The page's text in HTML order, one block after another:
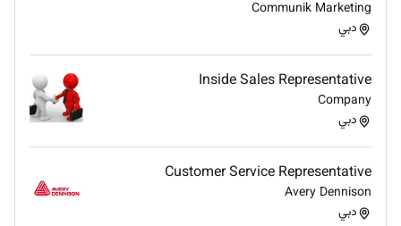
Excellent understanding of UAE corporate and
commercial legal frameworks.
with multidisciplinary teams.
Excellent communication and stakeholder
management skills.
Communik Marketing
دبي
Inside Sales Representative
Company
دبي
Customer Service Representative
Avery Dennison
دبي